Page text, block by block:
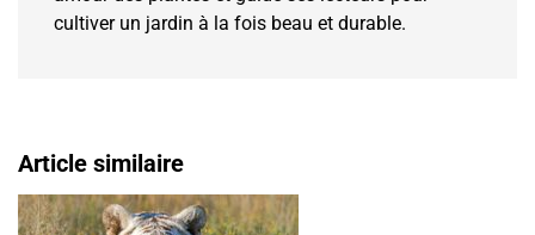
cultiver un jardin à la fois beau et durable.
Article similaire